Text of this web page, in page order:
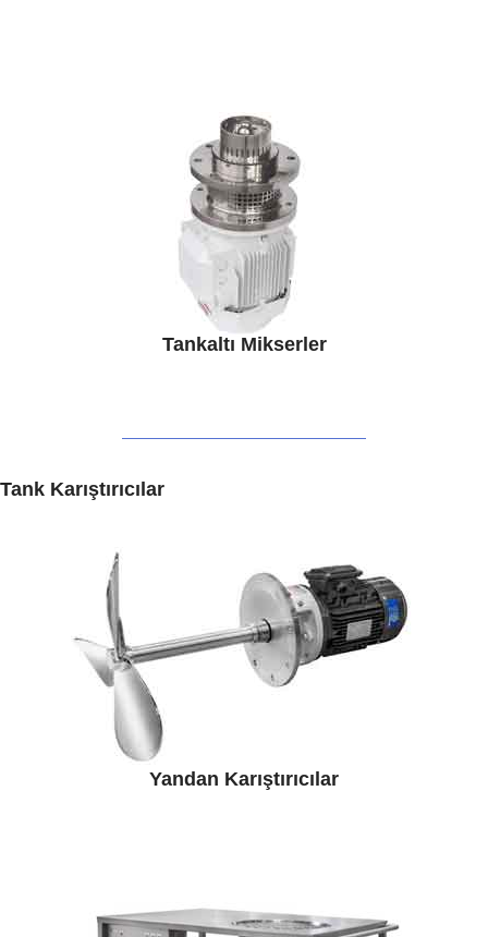
Tankaltı Mikserler
Tank Karıştırıcılar
Yandan Karıştırıcılar